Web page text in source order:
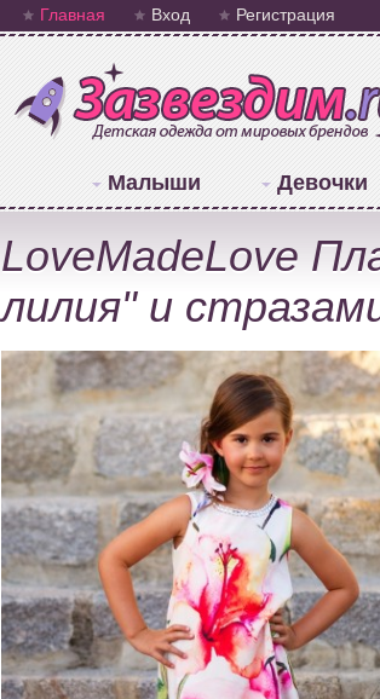
Главная Вход Регистрация
Малыши Девочки
LoveMadeLove
лилия" и